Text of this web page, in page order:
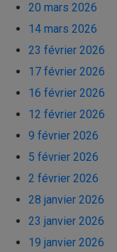
20 mars 2026
14 mars 2026
23 février 2026
17 février 2026
16 février 2026
12 février 2026
9 février 2026
5 février 2026
2 février 2026
28 janvier 2026
23 janvier 2026
19 janvier 2026